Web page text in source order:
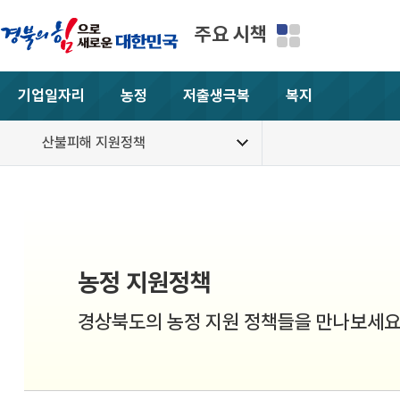
주요 시책
기업일자리 농정 저출생극복 복지
산불피해 지원정책
농정 지원정책
경상북도의 농정 지원 정책들을 만나보세